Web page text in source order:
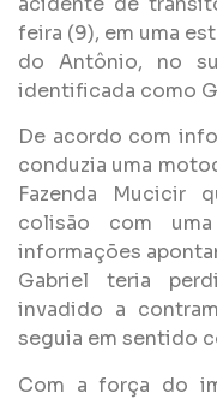
feira (9), em uma
do Antônio, no
identificada como
De acordo com
conduzia uma
Fazenda Mucicir
colisão com
informações
Gabriel teria
invadido a
seguia em sentido
Com a força do